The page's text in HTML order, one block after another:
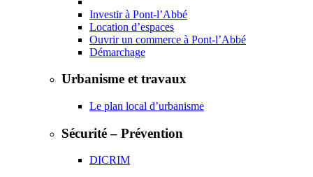
Investir à Pont-l’Abbé
Location d’espaces
Ouvrir un commerce à Pont-l’Abbé
Démarchage
Urbanisme et travaux
Le plan local d’urbanisme
Sécurité – Prévention
DICRIM